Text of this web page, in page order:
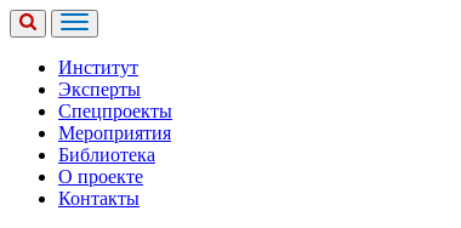
Институт
Эксперты
Спецпроекты
Мероприятия
Библиотека
О проекте
Контакты